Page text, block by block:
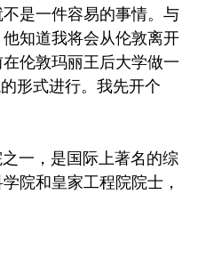
是一件容易的事情。与
知道我将会从伦敦离开
伦敦玛丽王后大学做一
形式进行。我先开个
一，是国际上著名的综
院和皇家工程院院士，